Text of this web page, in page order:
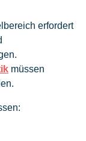
erfordert
müssen